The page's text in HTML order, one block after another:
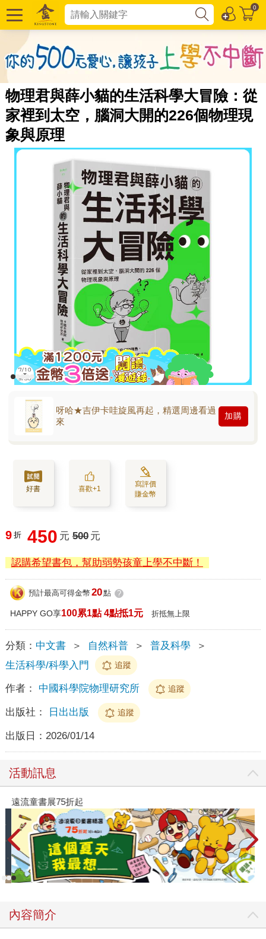
0
物理君與薛小貓的生活科學大冒險：從
家裡到太空，腦洞大開的226個物理現
象與原理
呀哈★吉伊卡哇旋風再起，精選周邊看過
來
加購
好書 喜歡+1
寫評價
賺金幣
9 折 450 元 500 元
認購希望書包，幫助弱勢孩童上學不中斷！
預計最高可得金幣 20點 ?
HAPPY GO享100累1點 4點抵1元 折抵無上限
分類： 中文書 ＞ 自然科普 ＞ 普及科學
＞
生活科學/科學入門
追蹤
作者： 中國科學院物理研究所 追蹤
出版社： 日出出版 追蹤
出版日： 2026/01/14
活動訊息
遠流童書展75折起
內容簡介